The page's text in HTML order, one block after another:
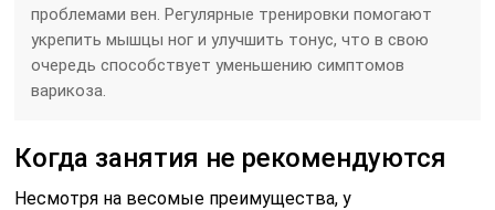
проблемами вен. Регулярные тренировки помогают
укрепить мышцы ног и улучшить тонус, что в свою
очередь способствует уменьшению симптомов
варикоза.
Когда занятия не рекомендуются
Несмотря на весомые преимущества, у